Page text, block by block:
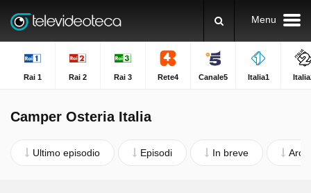
Menu
Rai 1 Rai 2 Rai 3 Rete4 Canale5 Italia1
Camper Osteria Italia
Ultimo episodio Episodi In breve